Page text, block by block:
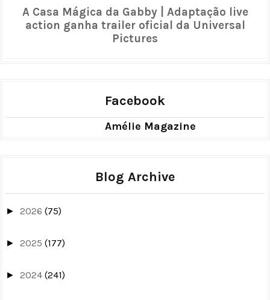
A Casa Mágica da Gabby | Adaptação live
action ganha trailer oficial da Universal
Pictures
Facebook
Amélie Magazine
Blog Archive
► 2026 (75)
► 2025 (177)
► 2024 (241)